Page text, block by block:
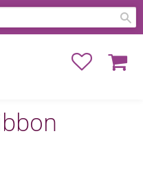
Favoriter